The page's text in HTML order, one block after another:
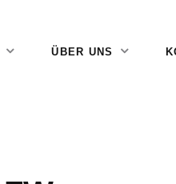
ÜBER UNS